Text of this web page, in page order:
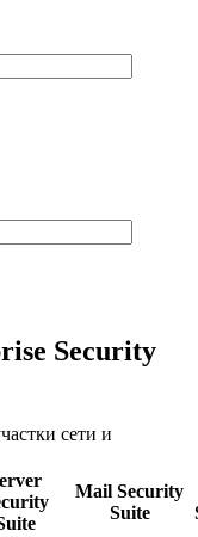
Security
сети и
Mail Security
Suite